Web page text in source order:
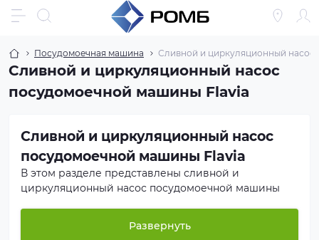
Посудомоечная машина Сливной и циркуляционный
Сливной и циркуляционный насос
посудомоечной машины Flavia
Сливной и циркуляционный насос
посудомоечной машины Flavia
В этом разделе представлены сливной и
циркуляционный насос посудомоечной машины
проверенные аналоги от ведущих брендов. Все
Развернуть